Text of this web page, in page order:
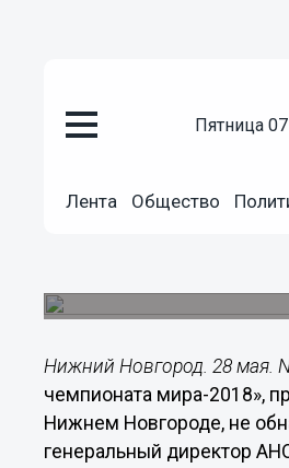
пятница
Лента Общество
мира-2018»
Нижний Новгород. 28 мая.
чемпионата мира-2018»,
Нижнем Новгороде, не
генеральный директор